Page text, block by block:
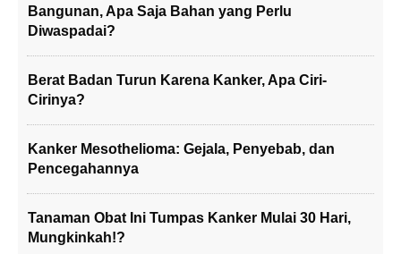
Bangunan, Apa Saja Bahan yang Perlu
Diwaspadai?
Berat Badan Turun Karena Kanker, Apa Ciri-
Cirinya?
Kanker Mesothelioma: Gejala, Penyebab, dan
Pencegahannya
Tanaman Obat Ini Tumpas Kanker Mulai 30 Hari,
Mungkinkah!?